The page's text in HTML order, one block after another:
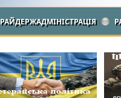
РАЙДЕРЖАДМІНІСТРАЦІЯ